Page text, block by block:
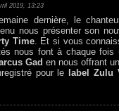
2019, 13:23
dernière, le
nous présenter son
Time. Et si vous
nous font à chaque fois
Gad en nous offrant
pour le label Zulu